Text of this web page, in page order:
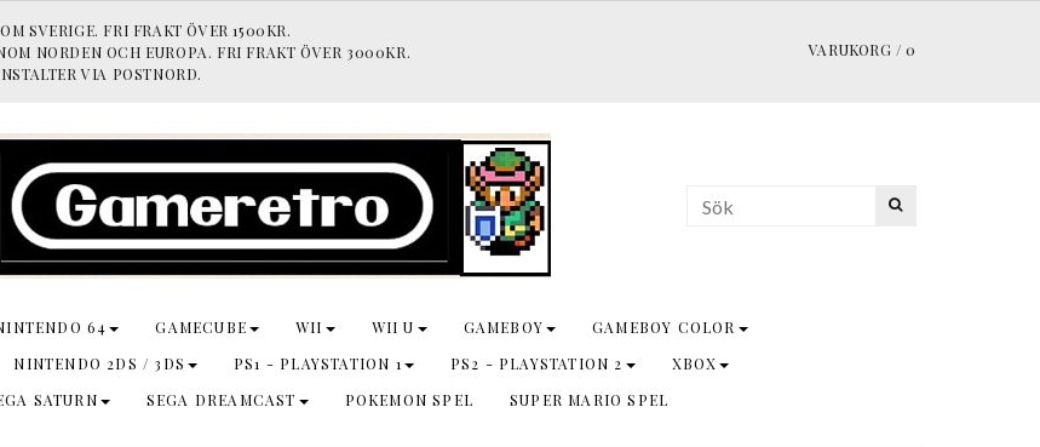
SVERIGE. FRI FRAKT ÖVER 1500KR.
NORDEN OCH EUROPA. FRI FRAKT ÖVER 3000KR.
VIA POSTNORD.
VARUKORG / 0
64 GAMECUBE WII WII U GAMEBOY
GAMEBOY COLOR
NINTENDO 2DS / 3DS PS1 - PLAYSTATION 1 PS2 - PLAYSTATION 2
XBOX
SATURN SEGA DREAMCAST POKEMON SPEL
SUPER MARIO SPEL